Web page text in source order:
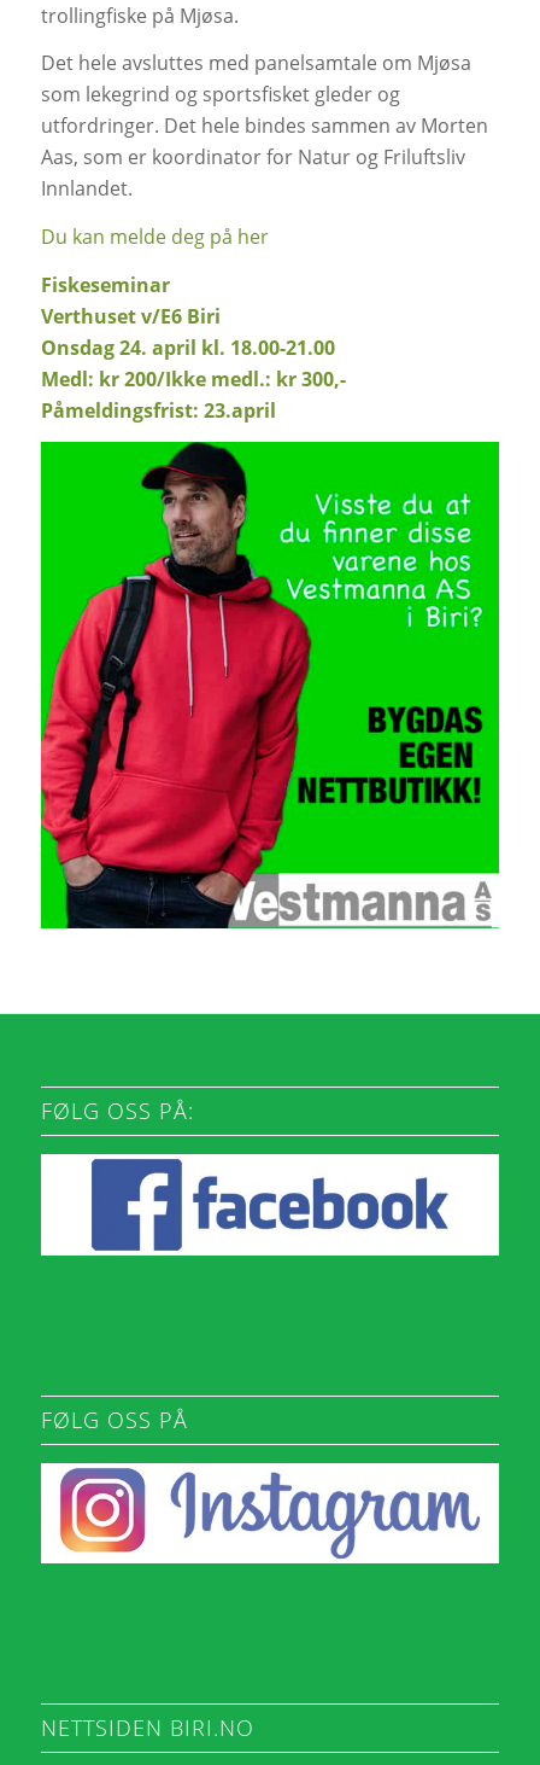
trollingfiske på Mjøsa.
Det hele avsluttes med panelsamtale om Mjøsa
som lekegrind og sportsfisket gleder og
utfordringer. Det hele bindes sammen av Morten
Aas, som er koordinator for Natur og Friluftsliv
Innlandet.
Du kan melde deg på her
Fiskeseminar
Verthuset v/E6 Biri
Onsdag 24. april kl. 18.00-21.00
Medl: kr 200/Ikke medl.: kr 300,-
Påmeldingsfrist: 23.april
FØLG OSS PÅ:
FØLG OSS PÅ
NETTSIDEN BIRI.NO